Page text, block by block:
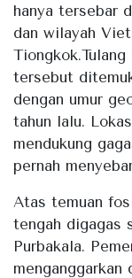
hanya tersebar
dan wilayah
tersebut
dengan umur
tahun lalu.
mendukung
pernah
Atas temuan
tengah digagas
Purbakala.
menganggarkan